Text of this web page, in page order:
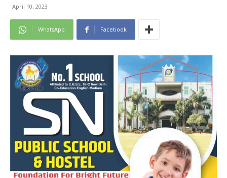
April 10, 2023
WhatsApp Facebook